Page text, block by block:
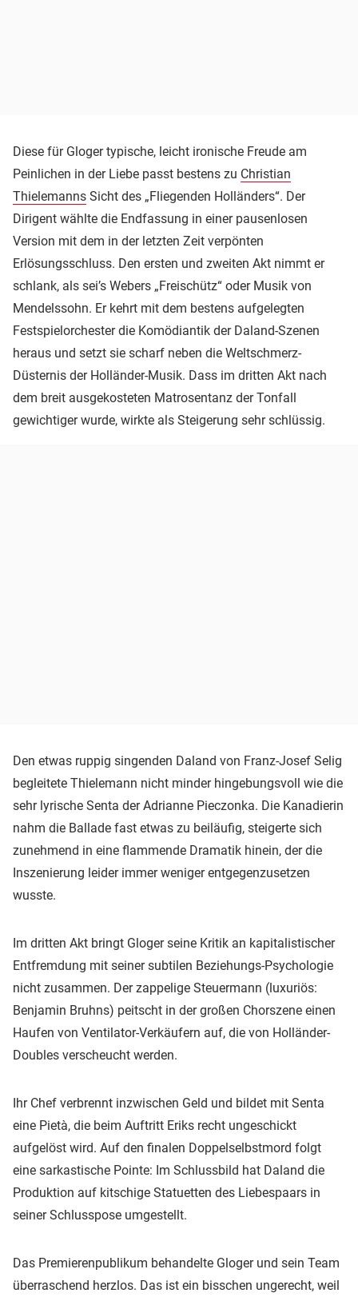
Diese für Gloger typische, leicht ironische Freude am
Peinlichen in der Liebe passt bestens zu Christian
Thielemanns Sicht des „Fliegenden Holländers“. Der
Dirigent wählte die Endfassung in einer pausenlosen
Version mit dem in der letzten Zeit verpönten
Erlösungsschluss. Den ersten und zweiten Akt nimmt er
schlank, als sei’s Webers „Freischütz“ oder Musik von
Mendelssohn. Er kehrt mit dem bestens aufgelegten
Festspielorchester die Komödiantik der Daland-Szenen
heraus und setzt sie scharf neben die Weltschmerz-
Düsternis der Holländer-Musik. Dass im dritten Akt nach
dem breit ausgekosteten Matrosentanz der Tonfall
gewichtiger wurde, wirkte als Steigerung sehr schlüssig.
Den etwas ruppig singenden Daland von Franz-Josef Selig
begleitete Thielemann nicht minder hingebungsvoll wie die
sehr lyrische Senta der Adrianne Pieczonka. Die Kanadierin
nahm die Ballade fast etwas zu beiläufig, steigerte sich
zunehmend in eine flammende Dramatik hinein, der die
Inszenierung leider immer weniger entgegenzusetzen
wusste.
Im dritten Akt bringt Gloger seine Kritik an kapitalistischer
Entfremdung mit seiner subtilen Beziehungs-Psychologie
nicht zusammen. Der zappelige Steuermann (luxuriös:
Benjamin Bruhns) peitscht in der großen Chorszene einen
Haufen von Ventilator-Verkäufern auf, die von Holländer-
Doubles verscheucht werden.
Ihr Chef verbrennt inzwischen Geld und bildet mit Senta
eine Pietà, die beim Auftritt Eriks recht ungeschickt
aufgelöst wird. Auf den finalen Doppelselbstmord folgt
eine sarkastische Pointe: Im Schlussbild hat Daland die
Produktion auf kitschige Statuetten des Liebespaars in
seiner Schlusspose umgestellt.
Das Premierenpublikum behandelte Gloger und sein Team
überraschend herzlos. Das ist ein bisschen ungerecht, weil